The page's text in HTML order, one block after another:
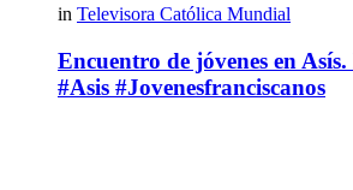
in Televisora Católica Mundial
Encuentro de jóvenes en
#Asis #Jovenesfranciscanos